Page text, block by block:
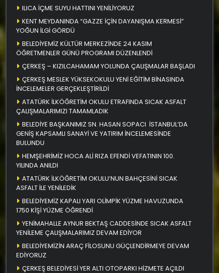
ILICA İÇME SUYU HATTINI YENİLİYORUZ
KENT MEYDANINDA “GAZZE İÇİN DAYANIŞMA KERMESİ”
YOĞUN İLGİ GÖRDÜ
BELEDİYEMİZ KÜLTÜR MERKEZİNDE 24 KASIM
ÖĞRETMENLER GÜNÜ PROGRAMI DÜZENLENDİ
ÇERKEŞ – KIZILCAHAMAM YOLUNDA ÇALIŞMALAR BAŞLADI
ÇERKEŞ MESLEK YÜKSEKOKULU YENİ EĞİTİM BİNASINDA
İNCELEMELER GERÇEKLEŞTİRİLDİ
ATATÜRK İLKÖĞRETİM OKULU ETRAFINDA SICAK ASFALT
ÇALIŞMALARIMIZI TAMAMLADIK
BELEDİYE BAŞKANIMIZ SN. HASAN SOPACI İSTANBUL’DA
GENİŞ KAPSAMLI SANAYİ VE YATIRIM İNCELEMESİNDE
BULUNDU
HEMŞEHRİMİZ HOCA ALİ RIZA EFENDİ VEFATININ 100.
YILINDA ANILDI
ATATÜRK İLKÖĞRETİM OKULU’NUN BAHÇESİNİ SICAK
ASFALT İLE YENİLEDİK
BELEDİYEMİZ KAPALI YARI OLİMPİK YÜZME HAVUZUNDA
1750 KİŞİ YÜZME ÖĞRENDİ
YENİMAHALLE AYNUR BEKTAŞ CADDESİNDE SICAK ASFALT
YENİLEME ÇALIŞMALARIMIZ DEVAM EDİYOR
BELEDİYEMİZİN ARAÇ FİLOSUNU GÜÇLENDİRMEYE DEVAM
EDİYORUZ
ÇERKEŞ BELEDİYESİ YER ALTI OTOPARKI HİZMETE AÇILDI